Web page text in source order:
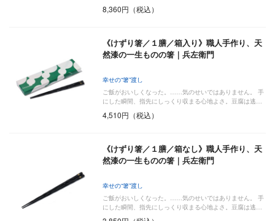
8,360円（税込）
《けずり箸／１膳／箱入り》職人手作り、天
然漆の一生ものの箸｜兵左衛門
幸せの“箸”渡し
ご飯がおいしくなった。……気のせいではありません。 手
にした瞬間、指先にしっくり収まる心地よさ。豆腐は逃…
4,510円（税込）
《けずり箸／１膳／箱なし》職人手作り、天
然漆の一生ものの箸｜兵左衛門
幸せの“箸”渡し
ご飯がおいしくなった。……気のせいではありません。 手
にした瞬間、指先にしっくり収まる心地よさ。豆腐は逃…